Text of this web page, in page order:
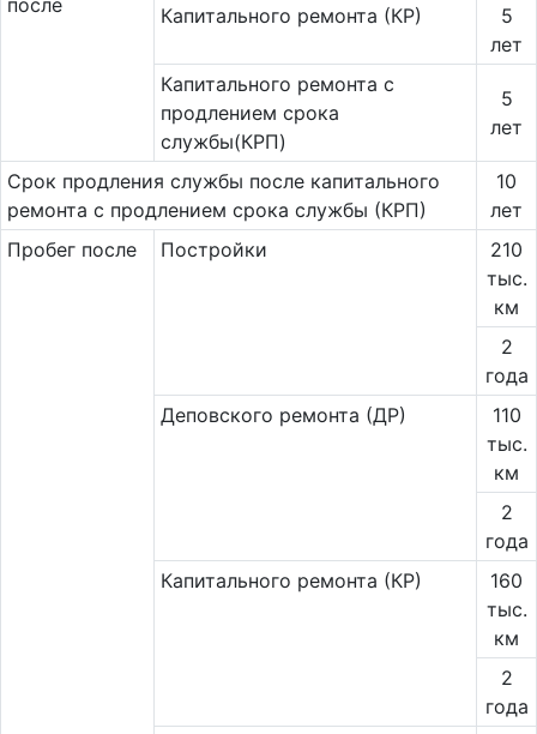
после
Капитального ремонта (КР)
5
лет
Капитального ремонта с
продлением срока
службы(КРП)
5
лет
Срок продления службы после капитального
ремонта с продлением срока службы (КРП)
10
лет
Пробег после
Постройки
210
тыс.
км
2
года
Деповского ремонта (ДР)
110
тыс.
км
2
года
Капитального ремонта (КР)
160
тыс.
км
2
года